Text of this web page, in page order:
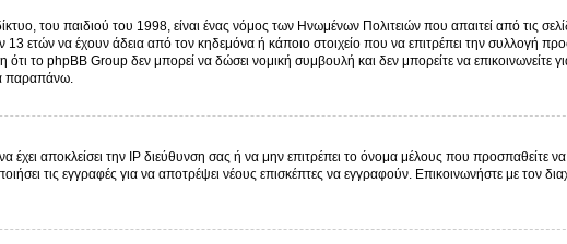
του παιδιού του 1998, είναι ένας νόμος των Ηνωμένων Πολιτειών που απαιτεί από τις
ετών να έχουν άδεια από τον κηδεμόνα ή κάποιο στοιχείο που να επιτρέπει την συλλογή
το phpBB Group δεν μπορεί να δώσει νομική συμβουλή και δεν μπορείτε να επικοινωνείτε
παραπάνω.
έχει αποκλείσει την IP διεύθυνση σας ή να μην επιτρέπει το όνομα μέλους που προσπαθείτε
τις εγγραφές για να αποτρέψει νέους επισκέπτες να εγγραφούν. Επικοινωνήστε με τον